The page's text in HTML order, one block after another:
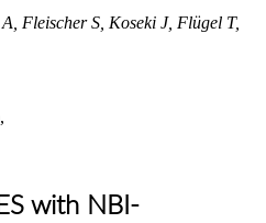
Fleischer S, Koseki J, Flügel T,
with NBI-